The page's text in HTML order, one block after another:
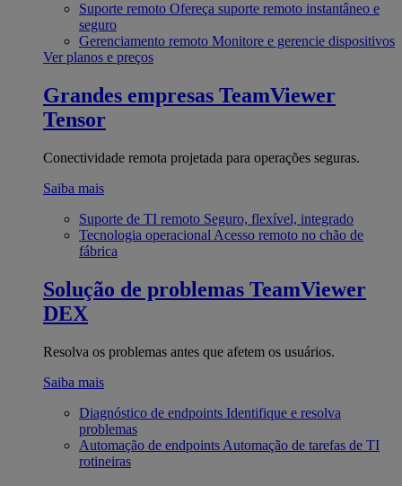
Suporte remoto Ofereça suporte remoto instantâneo e
seguro
Gerenciamento remoto Monitore e gerencie dispositivos
Ver planos e preços
Grandes empresas TeamViewer
Tensor
Conectividade remota projetada para operações seguras.
Saiba mais
Suporte de TI remoto Seguro, flexível, integrado
Tecnologia operacional Acesso remoto no chão de
fábrica
Solução de problemas TeamViewer
DEX
Resolva os problemas antes que afetem os usuários.
Saiba mais
Diagnóstico de endpoints Identifique e resolva
problemas
Automação de endpoints Automação de tarefas de TI
rotineiras